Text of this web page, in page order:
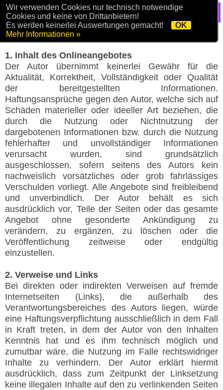
Haftungsausschuss
1. Inhalt des Onlineangebotes
Der Autor übernimmt keinerlei Gewähr für die
Aktualität, Korrektheit, Vollständigkeit oder Qualität
der bereitgestellten Informationen.
Haftungsansprüche gegen den Autor, welche sich auf
Schäden materieller oder ideeller Art beziehen, die
durch die Nutzung oder Nichtnutzung der
dargebotenen Informationen bzw. durch die Nutzung
fehlerhafter und unvollständiger Informationen
verursacht wurden, sind grundsätzlich
ausgeschlossen, sofern seitens des Autors kein
nachweislich vorsätzliches oder grob fahrlässiges
Verschulden vorliegt. Alle Angebote sind freibleibend
und unverbindlich. Der Autor behält es sich
ausdrücklich vor, Teile der Seiten oder das gesamte
Angebot ohne gesonderte Ankündigung zu
verändern, zu ergänzen, zu löschen oder die
Veröffentlichung zeitweise oder endgültig
einzustellen.
2. Verweise und Links
Bei direkten oder indirekten Verweisen auf fremde
Internetseiten (Links), die außerhalb des
Verantwortungsbereiches des Autors liegen, würde
eine Haftungsverpflichtung ausschließlich in dem Fall
in Kraft treten, in dem der Autor von den Inhalten
Kenntnis hat und es ihm technisch möglich und
zumutbar wäre, die Nutzung im Falle rechtswidriger
Inhalte zu verhindern. Der Autor erklärt hiermit
ausdrücklich, dass zum Zeitpunkt der Linksetzung
keine illegalen Inhalte auf den zu verlinkenden Seiten
Wir verwenden Cookies nur technisch notwendige
Cookies und keine von Drittanbietern!
Es werden keinerlei Auswertungen gemacht!
OK
Mehr Informationen »